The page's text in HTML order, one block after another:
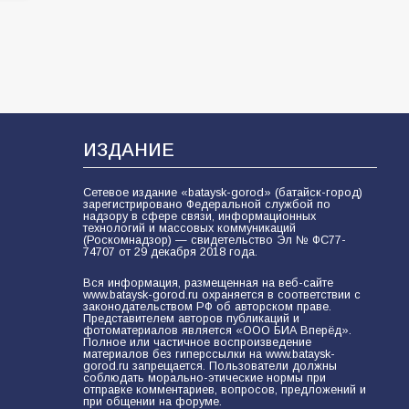
ИЗДАНИЕ
Сетевое издание «bataysk-gorod» (батайск-город)
зарегистрировано Федеральной службой по
надзору в сфере связи, информационных
технологий и массовых коммуникаций
(Роскомнадзор) — свидетельство Эл № ФС77-
74707 от 29 декабря 2018 года.
Вся информация, размещенная на веб-сайте
www.bataysk-gorod.ru охраняется в соответствии с
законодательством РФ об авторском праве.
Представителем авторов публикаций и
фотоматериалов является «ООО БИА Вперёд».
Полное или частичное воспроизведение
материалов без гиперссылки на www.bataysk-
gorod.ru запрещается. Пользователи должны
соблюдать морально-этические нормы при
отправке комментариев, вопросов, предложений и
при общении на форуме.